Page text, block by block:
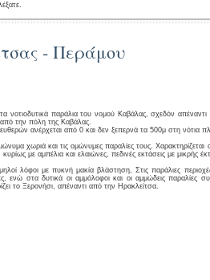
- Περάμου
νοτιοδυτικά παράλια του νομού Καβάλας, σχεδόν
την πόλη της Καβάλας.
ανέρχεται από 0 και δεν ξεπερνά τα 500μ στη νότια
χωριά και τις ομώνυμες παραλίες τους. Χαρακτηρίζεται
με αμπέλια και ελαιώνες, πεδινές εκτάσεις με μικρής
λόφοι με πυκνή μακία βλάστηση, Στις παράλιες
ενώ στα δυτικά οι αμμόλοφοι και οι αμμώδεις παραλίες
το Ξερονήσι, απέναντι από την Ηρακλείτσα.